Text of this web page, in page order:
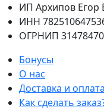
ИП Архипов Егор
ИНН
ОГРНИП
Бонусы
О нас
Доставка и оплата
Как сделать